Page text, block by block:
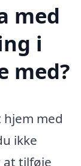
med
i
med?
med
ikke
at tilføje